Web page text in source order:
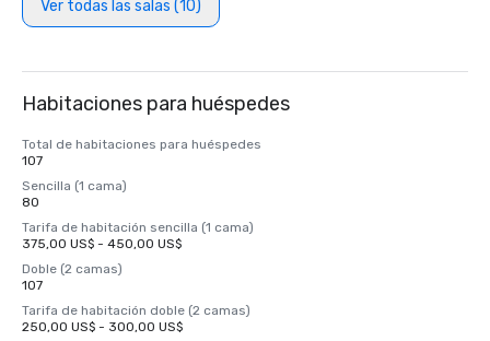
Ver todas las salas (10)
Habitaciones para huéspedes
Total de habitaciones para huéspedes
107
Sencilla (1 cama)
80
Tarifa de habitación sencilla (1 cama)
375,00 US$ - 450,00 US$
Doble (2 camas)
107
Tarifa de habitación doble (2 camas)
250,00 US$ - 300,00 US$